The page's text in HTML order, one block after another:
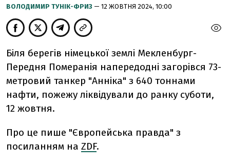
ВОЛОДИМИР ТУНІК-ФРИЗ — 12 ЖОВТНЯ 2024, 10:00
Біля берегів німецької землі Мекленбург-
Передня Померанія напередодні загорівся 73-
метровий танкер "Анніка" з 640 тоннами
нафти, пожежу ліквідували до ранку суботи,
12 жовтня.
Про це пише "Європейська правда" з
посиланням на ZDF.